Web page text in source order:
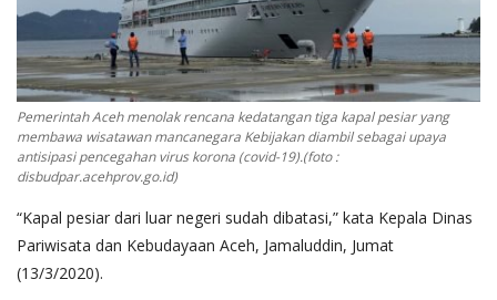
Kontak
GALERI
Ketentuan dan Layanan
Pedoman Media Siber
Privacy Policy
Alamat Kami
Tentang Kami
Pemerintah Aceh menolak rencana kedatangan tiga kapal pesiar yang
membawa wisatawan mancanegara Kebijakan diambil sebagai upaya
antisipasi pencegahan virus korona (covid-19).(foto :
disbudpar.acehprov.go.id)
“Kapal pesiar dari luar negeri sudah dibatasi,” kata Kepala Dinas
Pariwisata dan Kebudayaan Aceh, Jamaluddin, Jumat
(13/3/2020).